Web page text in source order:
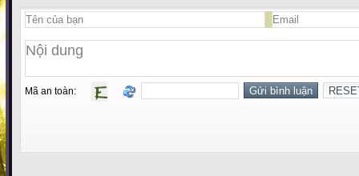
Mã an toàn: